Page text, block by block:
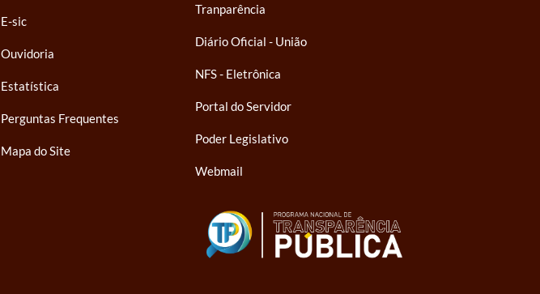
E-sic
Ouvidoria
Estatística
Perguntas Frequentes
Mapa do Site
Tranparência
Diário Oficial - União
NFS - Eletrônica
Portal do Servidor
Poder Legislativo
Webmail